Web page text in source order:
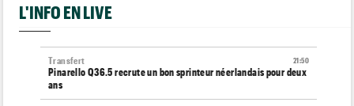
L'INFO EN LIVE
21:50
Transfert
Pinarello Q36.5 recrute un bon sprinteur néerlandais pour deux
ans